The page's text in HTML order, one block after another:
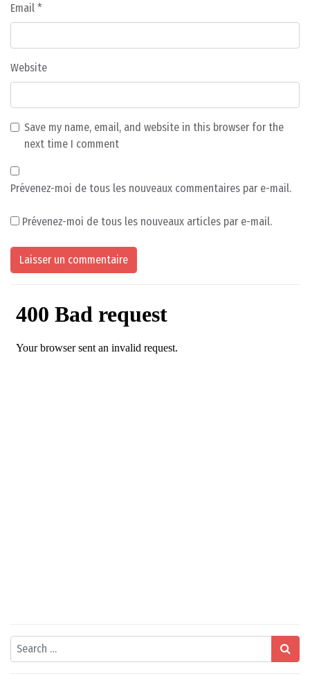
Email *
Website
Save my name, email, and website in this browser for the
next time I comment
Prévenez-moi de tous les nouveaux commentaires par e-mail.
Prévenez-moi de tous les nouveaux articles par e-mail.
Search